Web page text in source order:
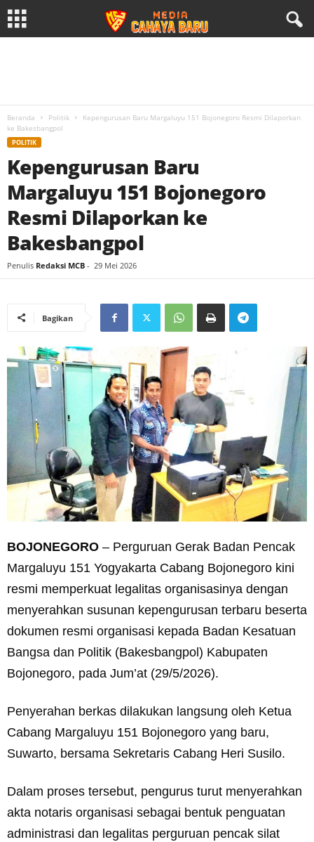
Beranda Politik
Kepengurusan Baru Margaluyu 151 Bojonegoro Resmi Dilaporkan
ke Bakesbangpol
POLITIK
Kepengurusan Baru
Margaluyu 151 Bojonegoro
Resmi Dilaporkan ke
Bakesbangpol
Penulis Redaksi MCB - 29 Mei 2026
Bagikan
BOJONEGORO – Perguruan Gerak Badan Pencak
Margaluyu 151 Yogyakarta Cabang Bojonegoro kini
resmi memperkuat legalitas organisasinya dengan
menyerahkan susunan kepengurusan terbaru beserta
dokumen resmi organisasi kepada Badan Kesatuan
Bangsa dan Politik (Bakesbangpol) Kabupaten
Bojonegoro, pada Jum’at (29/5/2026).
Penyerahan berkas dilakukan langsung oleh Ketua
Cabang Margaluyu 151 Bojonegoro yang baru,
Suwarto, bersama Sekretaris Cabang Heri Susilo.
Dalam proses tersebut, pengurus turut menyerahkan
akta notaris organisasi sebagai bentuk penguatan
administrasi dan legalitas perguruan pencak silat